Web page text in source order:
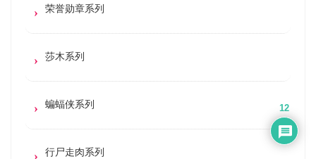
荣誉勋章系列
莎木系列
蝙蝠侠系列
行尸走肉系列
12